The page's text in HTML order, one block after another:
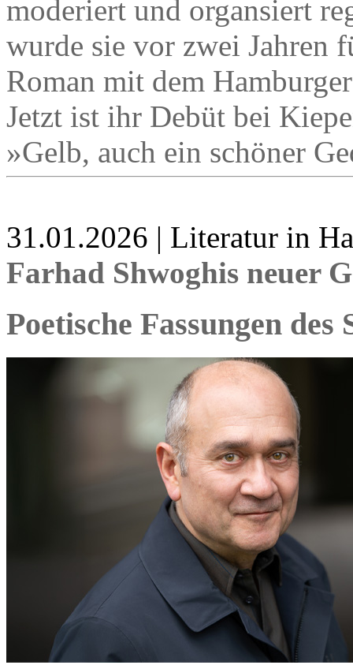
moderiert und organsiert
wurde sie vor zwei Jahren
Roman mit dem
Jetzt ist ihr Debüt bei
»Gelb, auch ein schöner
31.01.2026 | Literatur in
Farhad Shwoghis neuer
Poetische Fassungen des